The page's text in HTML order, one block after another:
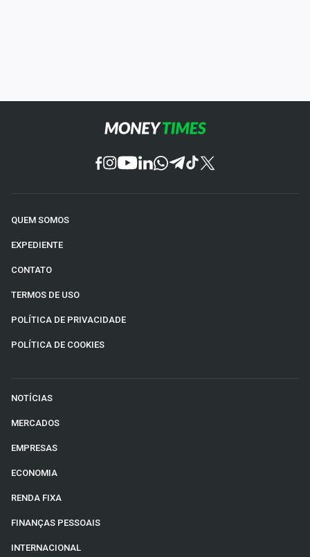
QUEM SOMOS
EXPEDIENTE
CONTATO
TERMOS DE USO
POLÍTICA DE PRIVACIDADE
POLÍTICA DE COOKIES
NOTÍCIAS
MERCADOS
EMPRESAS
ECONOMIA
RENDA FIXA
FINANÇAS PESSOAIS
INTERNACIONAL